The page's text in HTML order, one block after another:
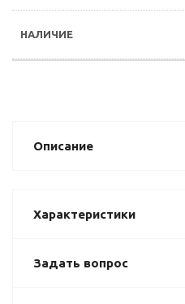
Описание
Характеристики
Задать вопрос